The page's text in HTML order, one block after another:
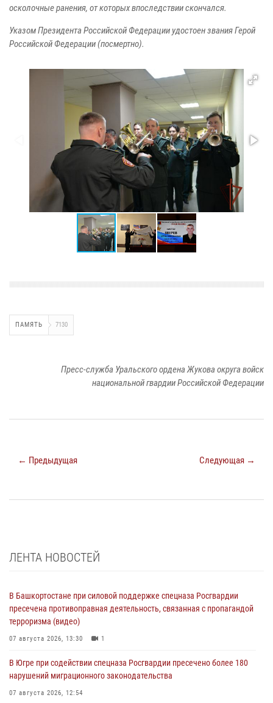
осколочные ранения, от которых впоследствии скончался.
Указом Президента Российской Федерации удостоен звания Герой
Российской Федерации (посмертно).
ПАМЯТЬ 7130
Пресс-служба Уральского ордена Жукова округа войск
национальной гвардии Российской Федерации
← Предыдущая Следующая →
ЛЕНТА НОВОСТЕЙ
В Башкортостане при силовой поддержке спецназа Росгвардии
пресечена противоправная деятельность, связанная с пропагандой
терроризма (видео)
07 августа 2026, 13:30 1
В Югре при содействии спецназа Росгвардии пресечено более 180
нарушений миграционного законодательства
07 августа 2026, 12:54